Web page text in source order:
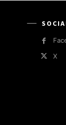
X